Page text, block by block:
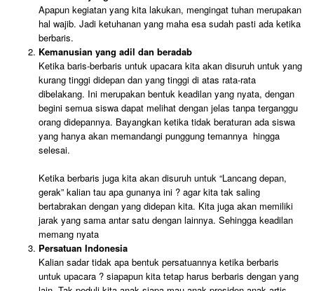
Apapun kegiatan yang kita lakukan, mengingat tuhan merupakan
hal wajib. Jadi ketuhanan yang maha esa sudah pasti ada ketika
berbaris.
Kemanusian yang adil dan beradab
Ketika baris-berbaris untuk upacara kita akan disuruh untuk yang
kurang tinggi didepan dan yang tinggi di atas rata-rata
dibelakang. Ini merupakan bentuk keadilan yang nyata, dengan
begini semua siswa dapat melihat dengan jelas tanpa terganggu
orang didepannya. Bayangkan ketika tidak beraturan ada siswa
yang hanya akan memandangi punggung temannya hingga
selesai.
Ketika berbaris juga kita akan disuruh untuk “Lancang depan,
gerak” kalian tau apa gunanya ini ? agar kita tak saling
bertabrakan dengan yang didepan kita. Kita juga akan memiliki
jarak yang sama antar satu dengan lainnya. Sehingga keadilan
memang nyata
Persatuan Indonesia
Kalian sadar tidak apa bentuk persatuannya ketika berbaris
untuk upacara ? siapapun kita tetap harus berbaris dengan yang